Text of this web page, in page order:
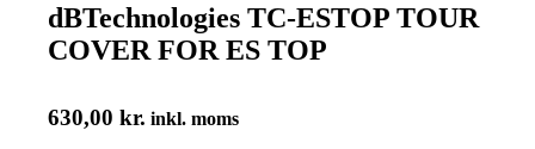
dBTechnologies TC-ESTOP TOUR
COVER FOR ES TOP
630,00 kr. inkl. moms